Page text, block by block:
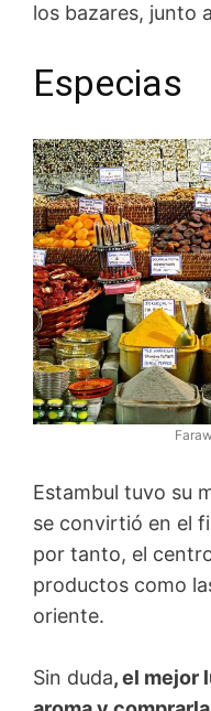
los bazares, junto
Especias
Estambul tuvo su
se convirtió en el
por tanto, el
productos como
oriente.
Sin duda, el mejor